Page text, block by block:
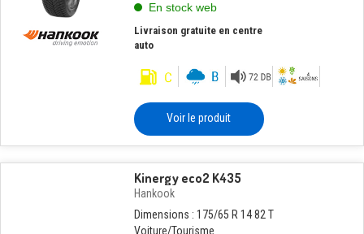
En stock web
Livraison gratuite en centre
auto
Voir le produit
Kinergy eco2 K435
Hankook
Dimensions : 175/65 R 14 82 T
Voiture/Tourisme